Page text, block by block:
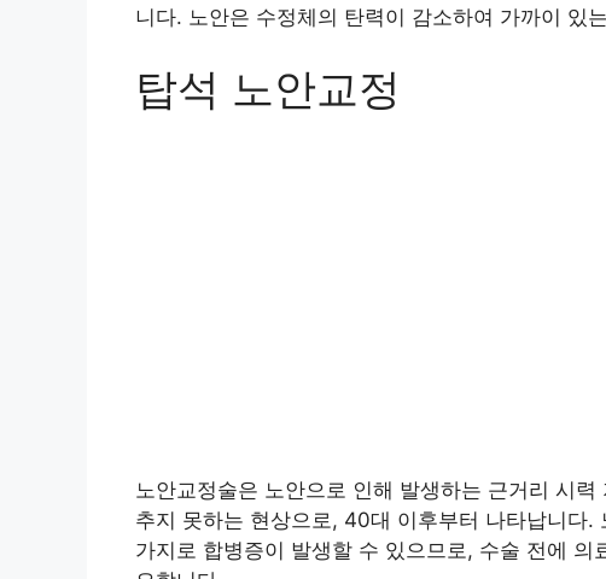
니다. 노안은 수정체의 탄력이 감소하여 가까이 있
탑석 노안교정
노안교정술은 노안으로 인해 발생하는 근거리 시
추지 못하는 현상으로, 40대 이후부터 나타납니다
가지로 합병증이 발생할 수 있으므로, 수술 전에